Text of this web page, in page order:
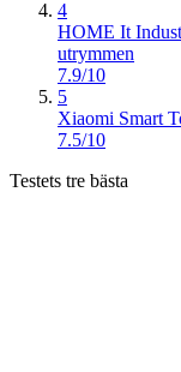
4
HOME It
utrymmen
7.9/10
5
Xiaomi Smart
7.5/10
Testets tre bästa